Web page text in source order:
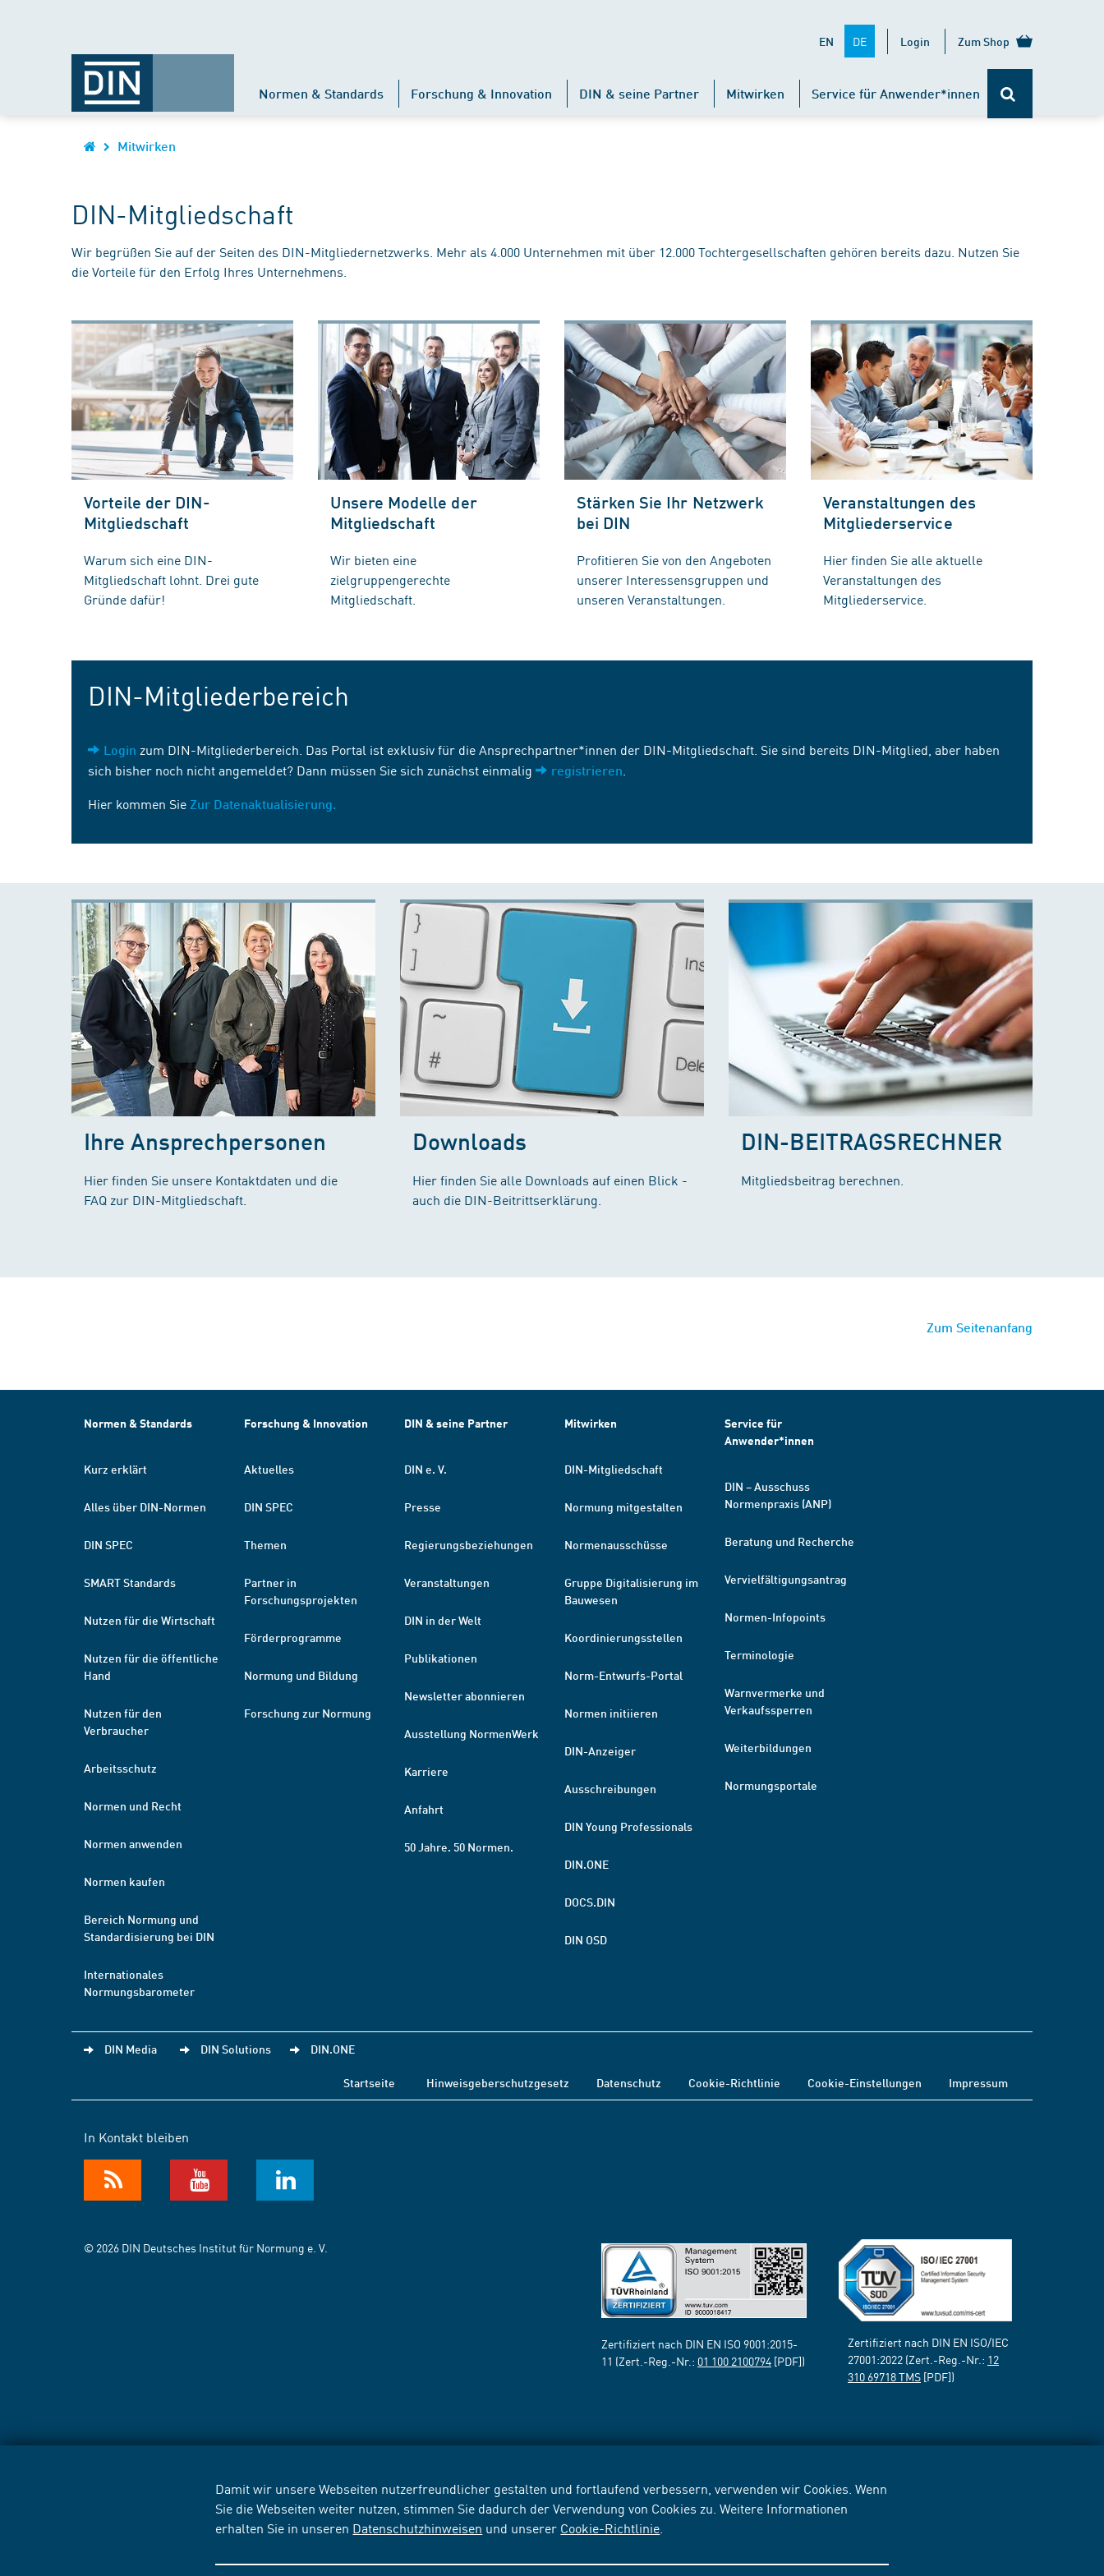
Damit wir unsere Webseiten nutzerfreundlicher gestalten und fortlaufend verbessern, verwenden wir Cookies. Wenn
Sie die Webseiten weiter nutzen, stimmen Sie dadurch der Verwendung von Cookies zu. Weitere Informationen
erhalten Sie in unseren Datenschutzhinweisen und unserer Cookie-Richtlinie
EN DE Login Zum Shop
Normen & Standards Forschung & Innovation DIN & seine Partner Mitwirken Service für Anwender*innen
Mitwirken
DIN-Mitgliedschaft
Wir begrüßen Sie auf der Seiten des DIN-Mitgliedernetzwerks. Mehr als 4.000 Unternehmen mit über 12.000 Tochtergesellschaften gehören bereits dazu. Nutzen Sie
die Vorteile für den Erfolg Ihres Unternehmens.
Vorteile der DIN-
Mitgliedschaft
Warum sich eine DIN-
Mitgliedschaft lohnt. Drei gute
Gründe dafür!
Unsere Modelle der
Mitgliedschaft
Wir bieten eine
zielgruppengerechte
Mitgliedschaft.
Stärken Sie Ihr Netzwerk
bei DIN
Profitieren Sie von den Angeboten
unserer Interessensgruppen und
unseren Veranstaltungen.
Veranstaltungen des
Mitgliederservice
Hier finden Sie alle aktuelle
Veranstaltungen des
Mitgliederservice.
DIN-Mitgliederbereich
Login zum DIN-Mitgliederbereich. Das Portal ist exklusiv für die Ansprechpartner*innen der DIN-Mitgliedschaft. Sie sind bereits DIN-Mitglied, aber haben
sich bisher noch nicht angemeldet? Dann müssen Sie sich zunächst einmalig
registrieren
Hier kommen Sie Zur Datenaktualisierung.
Ihre Ansprechpersonen
Hier finden Sie unsere Kontaktdaten und die
FAQ zur DIN-Mitgliedschaft.
Downloads
Hier finden Sie alle Downloads auf einen Blick -
auch die DIN-Beitrittserklärung.
DIN-BEITRAGSRECHNER
Mitgliedsbeitrag berechnen.
Zum Seitenanfang
Normen & Standards
Kurz erklärt
Alles über DIN-Normen
DIN SPEC
SMART Standards
Nutzen für die Wirtschaft
Nutzen für die öffentliche
Hand
Nutzen für den
Verbraucher
Arbeitsschutz
Normen und Recht
Normen anwenden
Normen kaufen
Bereich Normung und
Standardisierung bei DIN
Internationales
Normungsbarometer
Forschung & Innovation
Aktuelles
DIN SPEC
Themen
Partner in
Forschungsprojekten
Förderprogramme
Normung und Bildung
Forschung zur Normung
DIN & seine Partner
DIN e. V.
Presse
Regierungsbeziehungen
Veranstaltungen
DIN in der Welt
Publikationen
Newsletter abonnieren
Ausstellung NormenWerk
Karriere
Anfahrt
50 Jahre. 50 Normen.
Mitwirken
DIN-Mitgliedschaft
Normung mitgestalten
Normenausschüsse
Gruppe Digitalisierung im
Bauwesen
Koordinierungsstellen
Norm-Entwurfs-Portal
Normen initiieren
DIN-Anzeiger
Ausschreibungen
DIN Young Professionals
DIN.ONE
DOCS.DIN
DIN OSD
Service für
Anwender*innen
DIN – Ausschuss
Normenpraxis (ANP)
Beratung und Recherche
Vervielfältigungsantrag
Normen-Infopoints
Terminologie
Warnvermerke und
Verkaufssperren
Weiterbildungen
Normungsportale
DIN Media DIN Solutions DIN.ONE
Startseite Hinweisgeberschutzgesetz Datenschutz Cookie-Richtlinie Cookie-Einstellungen Impressum
In Kontakt bleiben
© 2026 DIN Deutsches Institut für Normung e. V.
Zertifiziert nach DIN EN ISO 9001:2015-
11 (Zert.-Reg.-Nr.: 01 100 2100794 [PDF])
Zertifiziert nach DIN EN ISO/IEC
27001:2022 (Zert.-Reg.-Nr.: 12
310 69718 TMS [PDF])